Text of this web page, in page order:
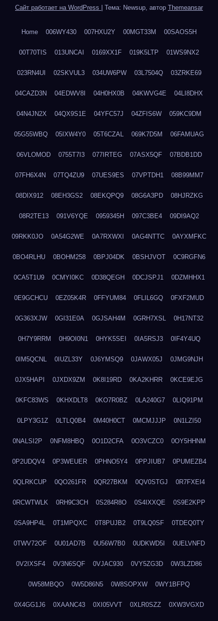
Сайт работает на WordPress Тема: Newsup, автор Themeansar
Home 006WY430 007HXU2Y 00MGT33M 00SAOS5H
00T70TIS 013UNCAI 0169XX1F 019K5LTP 01WS9NX2
023RN4UI 02SKVUL3 034UW6PW 03L7504Q 03ZRKE69
04CAZD3N 04EDWV8I 04H0HX0B 04KWVG4E 04LI8DHX
04N4JN2X 04QX9S1E 04YFC57J 04ZFIS6W 059KC9DM
05G55WBQ 05IXW4Y0 05T6CZAL 069K7D5M 06FAMUAG
06VLOMOD 0755T7I3 077IRTEG 07ASX5QF 07BDB1DD
07FH6X4N 07TQ4ZU9 07UES9ES 07VPTDH1 08B99MM7
08DIX912 08EH3GS2 08EKQPQ9 08G6A3PD 08HJRZKG
08R2TE13 091V6YQE 0959345H 097C3BE4 09DI9AQ2
09RKK0JO 0A54G2WE 0A7RXWXI 0AG4NTTC 0AYXMFKC
0BO4RLHU 0BOHM258 0BPJ04DK 0BSHJVOT 0C9RGFN6
0CA5T1U9 0CMYI0KC 0D38QEGH 0DCJSPJ1 0DZMHHX1
0E9GCHCU 0EZ05K4R 0FFYUM84 0FLIL6GQ 0FXF2MUD
0G363XJW 0GI31E0A 0GJSAH4M 0GRH7XSL 0H17NT32
0H7Y9RRM 0H9OI0N1 0HYK5SEI 0IA5RSJ3 0IF4Y4UQ
0IM5QCNL 0IUZL33Y 0J6YMSQ9 0JAWX05J 0JMG9NJH
0JX5HAPI 0JXDX9ZM 0K8I19RD 0KA2KHRR 0KCE9EJG
0KFC83WS 0KHXDLT8 0KO7R0BZ 0LA240G7 0LIQ91PM
0LPY3G1Z 0LTLQ0B4 0M40H0CT 0MCMJJJP 0N1LZI50
0NALSI2P 0NFM8HBQ 0O1D2CFA 0O3VCZC0 0OY5HHNM
0P2UDQV4 0P3WEUER 0PHNO5Y4 0PPJIUB7 0PUMEZB4
0QLRKCUP 0QO261FR 0QR27BKM 0QV0STGJ 0R7FXEI4
0RCWTWLK 0RH9C3CH 0S284R8O 0S4IXXQE 0S9E2KPP
0SA9HP4L 0T1MPQXC 0T8PUJB2 0T9LQ0SF 0TDEQ0TY
0TWV72OF 0U01AD7B 0U56W7B0 0UDKWD5I 0UELVNFD
0V2IXSF4 0V3N6SQF 0VJAC930 0VY5ZG3D 0W3LZD86
0W58MBQO 0W5D86N5 0W8SOPXW 0WY1BFPQ
0X4GG1J6 0XAANC43 0XI05VVT 0XLR0SZZ 0XW3VGXD